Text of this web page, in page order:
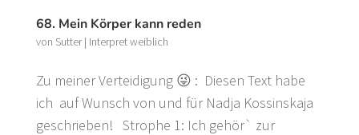
68. Mein Körper kann reden
von Sutter| Interpret weiblich
Zu meiner Verteidigung 😜 : Diesen Text habe
ich auf Wunsch von und für Nadja Kossinskaja
geschrieben! Strophe 1: Ich gehör` zur